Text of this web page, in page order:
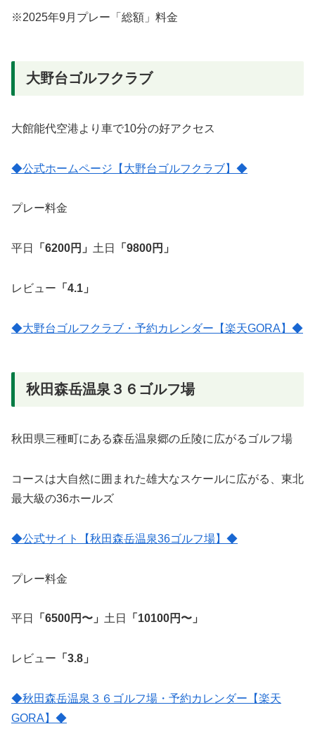
※2025年9月プレー「総額」料金
大野台ゴルフクラブ
大館能代空港より車で10分の好アクセス
◆公式ホームページ【大野台ゴルフクラブ】◆
プレー料金
平日 「6200円」 土日 「9800円」
レビュー 「4.1」
◆大野台ゴルフクラブ・予約カレンダー【楽天GORA】◆
秋田森岳温泉３６ゴルフ場
秋田県三種町にある森岳温泉郷の丘陵に広がるゴルフ場
コースは大自然に囲まれた雄大なスケールに広がる、東北
最大級の36ホールズ
◆公式サイト【秋田森岳温泉36ゴルフ場】◆
プレー料金
平日 「6500円〜」 土日 「10100円〜」
レビュー 「3.8」
◆秋田森岳温泉３６ゴルフ場・予約カレンダー【楽天
GORA】◆